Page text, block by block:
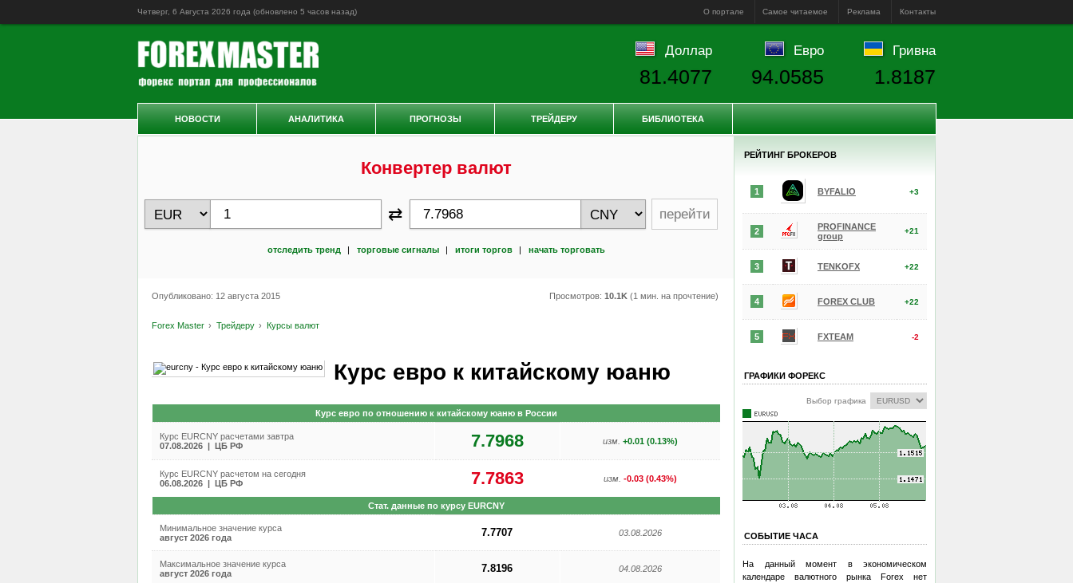
Четверг, 6 Августа 2026 года (обновлено 5 часов назад) О портале Самое читаемое Реклама Контакты
Конвертер валют
⇄ перейти
отследить тренд | торговые сигналы | итоги торгов | начать торговать
Опубликовано: 12 августа 2015 Просмотров: 10.1K(1 мин. на прочтение)
Forex Master Трейдеру Курсы валют
Курс евро к китайскому юаню
Курс евро по отношению к китайскому юаню в России
Курс EURCNY расчетами завтра
07.08.2026 | ЦБ РФ
7.7968 изм. +0.01 (0.13%)
Курс EURCNY расчетом на сегодня
06.08.2026 | ЦБ РФ
7.7863 изм. -0.03 (0.43%)
Стат. данные по курсу EURCNY
Минимальное значение курса
август 2026 года
7.7707 03.08.2026
Максимальное значение курса
август 2026 года
7.8196 04.08.2026
РЕЙТИНГ БРОКЕРОВ
1 BYFALIO +3
2
PROFINANCE
group
+21
3 TENKOFX +22
4 FOREX CLUB +22
5 FXTEAM -2
ГРАФИКИ ФОРЕКС
Выбор графика
СОБЫТИЕ ЧАСА
На данный момент в экономическом
календаре валютного рынка Forex нет
Доллар
81.4077
Евро
94.0585
Гривна
1.8187
НОВОСТИ АНАЛИТИКА ПРОГНОЗЫ ТРЕЙДЕРУ БИБЛИОТЕКА